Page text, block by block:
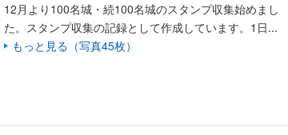
12月より100名城・続100名城のスタンプ収集始めまし
た。スタンプ収集の記録として作成しています。1日...
もっと見る（写真45枚）